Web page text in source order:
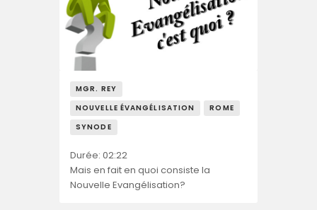
MGR. REY
NOUVELLE ÉVANGÉLISATION
ROME
SYNODE
Durée: 02:22
Mais en fait en quoi consiste la
Nouvelle Evangélisation?